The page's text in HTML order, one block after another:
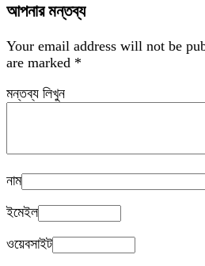
আপনার মন্তব্য
Your email address will not be
are marked *
মন্তব্য লিখুন
নাম
ইমেইল
ওয়েবসাইট